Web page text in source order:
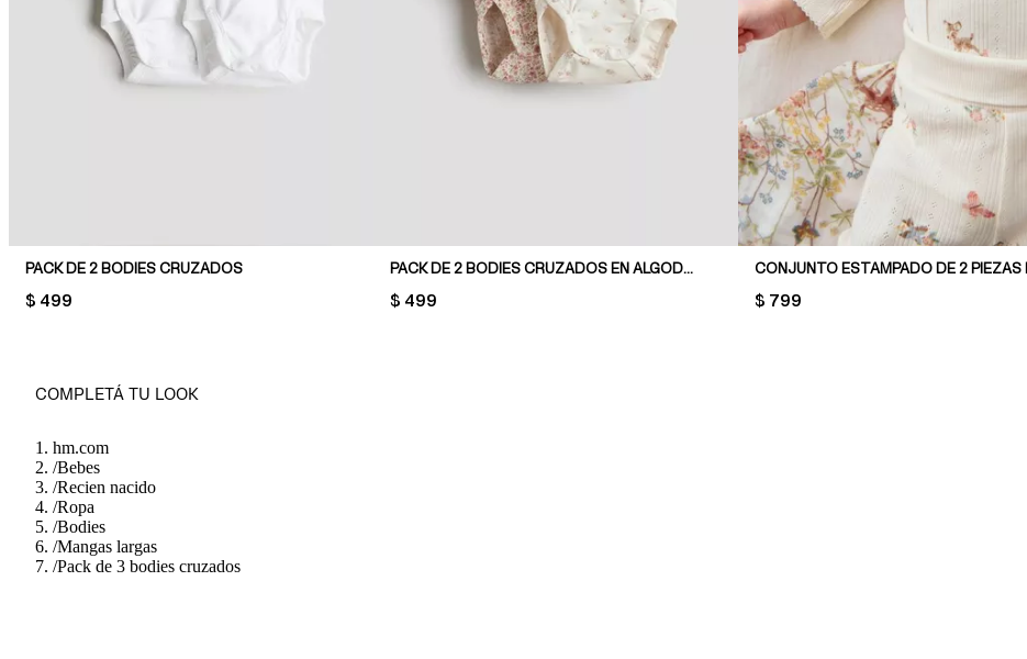
PACK DE 2 BODIES CRUZADOS
PRICE:
$ 499
PACK DE 2 BODIES CRUZADOS EN ALGODÓN
PRICE:
$ 499 PRICE:
$ 799
COMPLETÁ TU LOOK
hm.com
/Bebes
/Recien nacido
/Ropa
/Bodies
/Mangas largas
/Pack de 3 bodies cruzados